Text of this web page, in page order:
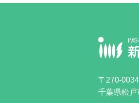
〒270-0034
千葉県松戸